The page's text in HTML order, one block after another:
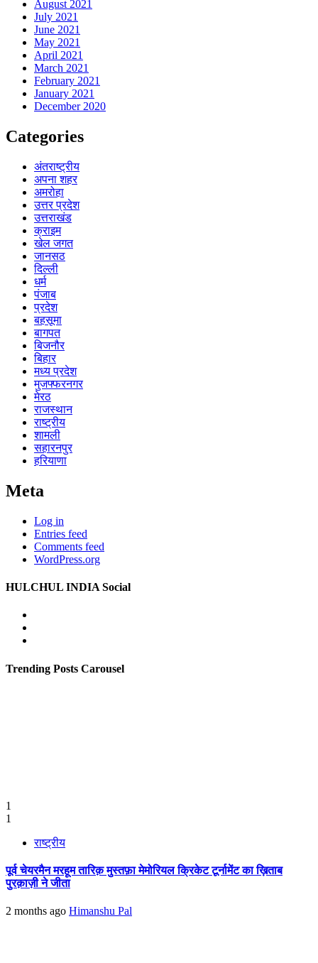
August 2021
July 2021
June 2021
May 2021
April 2021
March 2021
February 2021
January 2021
December 2020
Categories
अंतराष्ट्रीय
अपना शहर
अमरोहा
उत्तर प्रदेश
उत्तराखंड
क्राइम
खेल जगत
जानसठ
दिल्ली
धर्म
पंजाब
प्रदेश
बहसूमा
बागपत
बिजनौर
बिहार
मध्य प्रदेश
मुजफ्फरनगर
मेरठ
राजस्थान
राष्ट्रीय
शामली
सहारनपुर
हरियाणा
Meta
Log in
Entries feed
Comments feed
WordPress.org
HULCHUL INDIA Social
Trending Posts Carousel
1
1
राष्ट्रीय
पूर्व चेयरमैन मरहूम तारिक़ मुस्तफ़ा मेमोरियल क्रिकेट टूर्नामेंट का ख़िताब
पुरक़ाज़ी ने जीता
2 months ago Himanshu Pal